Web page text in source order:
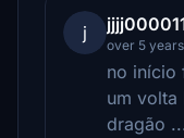
j
over 5
no início
um volta
dragão